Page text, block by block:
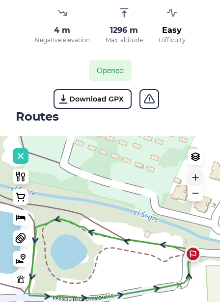
4 m
Negative elevation
1296 m
Max. altitude
Easy
Difficulty
Opened
Download GPX
Routes